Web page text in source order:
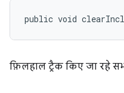
public void
फ़िलहाल ट्रैक किए जा रहे